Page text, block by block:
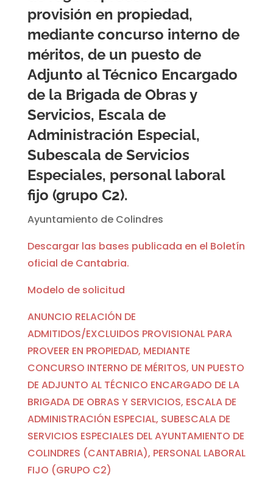
provisión en propiedad,
mediante concurso interno de
méritos, de un puesto de
Adjunto al Técnico Encargado
de la Brigada de Obras y
Servicios, Escala de
Administración Especial,
Subescala de Servicios
Especiales, personal laboral
fijo (grupo C2).
Ayuntamiento de Colindres
Descargar las bases publicada en el Boletín
oficial de Cantabria.
Modelo de solicitud
ANUNCIO RELACIÓN DE
ADMITIDOS/EXCLUIDOS PROVISIONAL PARA
PROVEER EN PROPIEDAD, MEDIANTE
CONCURSO INTERNO DE MÉRITOS, UN PUESTO
DE ADJUNTO AL TÉCNICO ENCARGADO DE LA
BRIGADA DE OBRAS Y SERVICIOS, ESCALA DE
ADMINISTRACIÓN ESPECIAL, SUBESCALA DE
SERVICIOS ESPECIALES DEL AYUNTAMIENTO DE
COLINDRES (CANTABRIA), PERSONAL LABORAL
FIJO (GRUPO C2)